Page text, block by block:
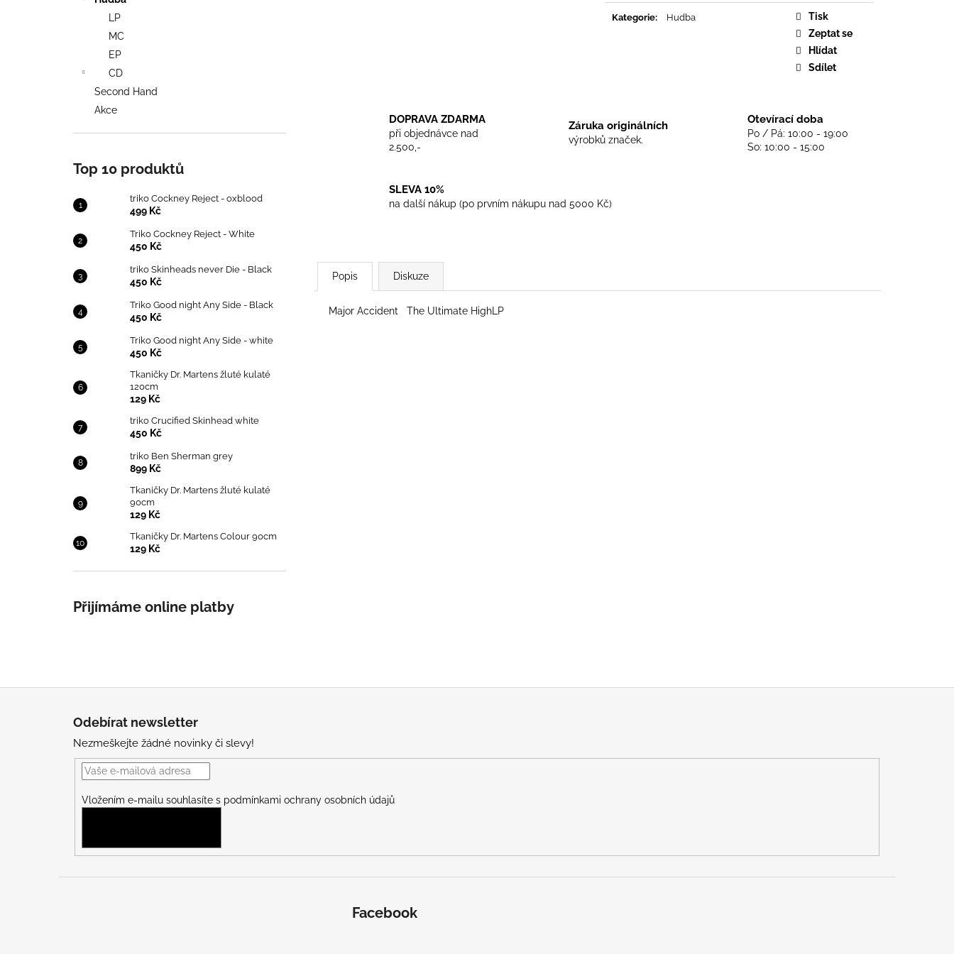
LP
MC
EP
CD
Second Hand
Akce
Top 10 produktů
triko Cockney Reject - oxblood
499 Kč
Triko Cockney Reject - White
450 Kč
triko Skinheads never Die - Black
450 Kč
Triko Good night Any Side - Black
450 Kč
Triko Good night Any Side - white
450 Kč
Tkaničky Dr. Martens žluté kulaté
120cm
129 Kč
triko Crucified Skinhead white
450 Kč
triko Ben Sherman grey
899 Kč
Tkaničky Dr. Martens žluté kulaté
90cm
129 Kč
Tkaničky Dr. Martens Colour 90cm
129 Kč
Přijímáme online platby
Kategorie: Hudba
Tisk
Zeptat se
Hlídat
Sdílet
DOPRAVA ZDARMA
při objednávce nad
2.500,-
Záruka originálních
výrobků značek.
Otevírací doba
Po / Pá: 10:00 - 19:00
So: 10:00 - 15:00
SLEVA 10%
na další nákup (po prvním nákupu nad 5000 Kč)
Popis Diskuze
Major Accident ‎ The Ultimate HighLP
TRIKO COCKNEY REJECT - OXBLOOD
499 Kč
TRIKO SKINHEADS NEVER DIE - BLACK
Odebírat newsletter
Nezmeškejte žádné novinky či slevy!
Vložením e-mailu souhlasíte s podmínkami ochrany osobních údajů
Facebook